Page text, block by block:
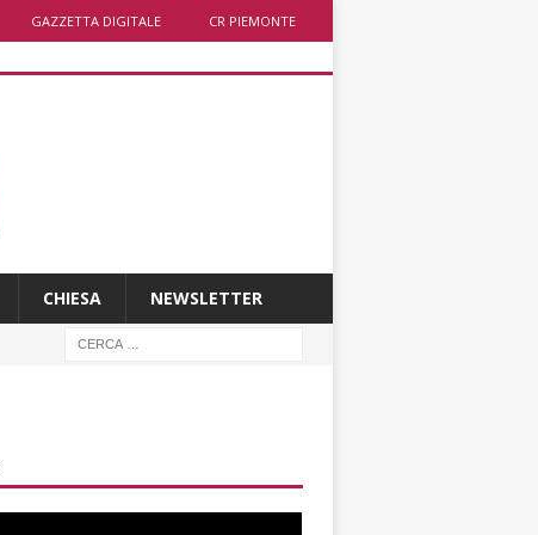
GAZZETTA DIGITALE CR PIEMONTE
CHIESA NEWSLETTER